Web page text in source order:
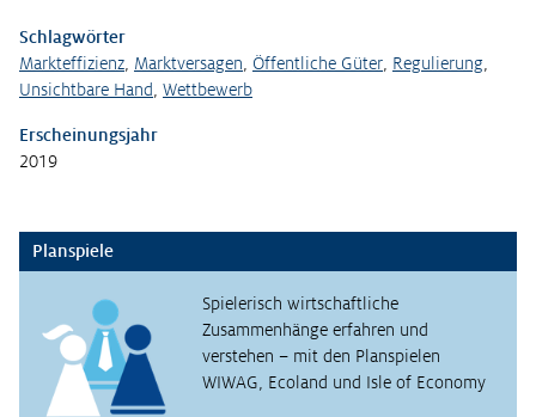
Schlagwörter
Markteffizienz, Marktversagen, Öffentliche Güter, Regulierung,
Unsichtbare Hand, Wettbewerb
Erscheinungsjahr
2019
Planspiele
Spielerisch wirtschaftliche
Zusammenhänge erfahren und
verstehen – mit den Planspielen
WIWAG, Ecoland und Isle of Economy